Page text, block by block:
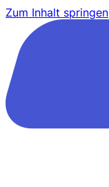
Zum Inhalt springen